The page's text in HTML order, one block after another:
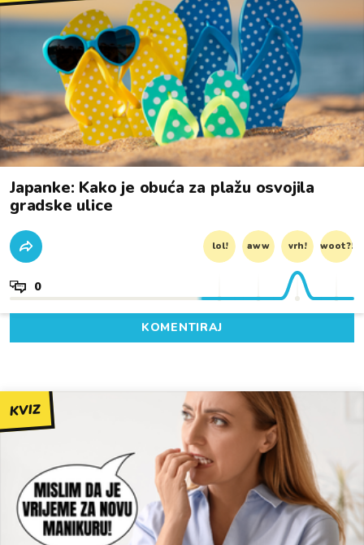
Japanke: Kako je obuća za plažu osvojila
gradske ulice
lol! aww vrh! woot?!
0
KOMENTIRAJ
KVIZ